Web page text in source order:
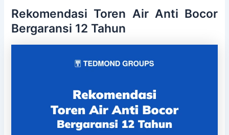
Rekomendasi Toren Air Anti Bocor
Bergaransi 12 Tahun